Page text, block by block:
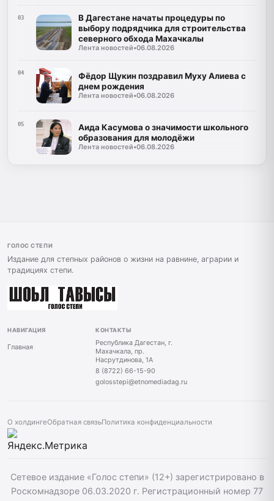
03
В Дагестане начаты процедуры по
выбору подрядчика для строительства
северного обхода Махачкалы
Лента новостей•06.08.2026
04
Фёдор Щукин поздравил Муху Алиева с
днем рождения
Лента новостей•06.08.2026
05
Аида Касумова о значимости школьного
образования для молодёжи
Лента новостей•06.08.2026
ГОЛОС СТЕПИ
Издание для степных районов о жизни на равнине, аграрии и
традициях степи.
НАВИГАЦИЯ
Главная
КОНТАКТЫ
Республика Дагестан, г.
Махачкала, пр.
Насрутдинова, 1А
8 (8722) 66-15-90
golosstepi@etnomediadag.ru
О холдингеОбратная связьПолитика конфиденциальности
Сетевое издание «Голос степи» (12+) зарегистрировано в
Роскомнадзоре 06.03.2020 г. Регистрационный номер 77